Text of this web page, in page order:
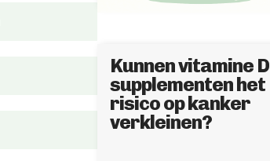
Kunnen vitamine D
supplementen het
risico op kanker
verkleinen?